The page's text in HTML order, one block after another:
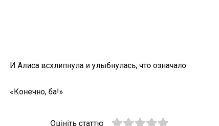
И Алиса всхлипнула и улыбнулась, что означало:
«Конечно, ба!»
Оцініть статтю